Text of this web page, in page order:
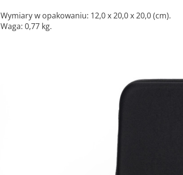
Wymiary w opakowaniu: 12,0 x 20,0 x 20,0 (cm).
Waga: 0,77 kg.